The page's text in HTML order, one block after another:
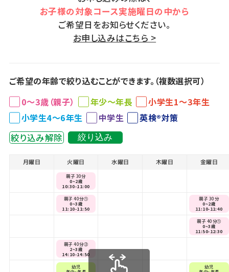
お子様の対象コース実施曜日の中から
ご希望日をお知らせください。
お申し込みはこちら >
ご希望の年齢で絞り込むことができます。（複数選択可）
0～3歳（親子）
年少～年長
小学生1～3年生
小学生4～6年生
中学生
英検®対策
絞り込み解除
絞り込み
月曜日 火曜日
親子 30分
0~2歳
10:30-11:00
親子 40分①
0~3歳
11:10-11:50
親子 40分②
2~3歳
14:10-14:50
幼児
水曜日 木曜日 金曜日
親子 30分
0~2歳
11:10-11:40
親子 40分①
0~3歳
11:50-12:30
幼児